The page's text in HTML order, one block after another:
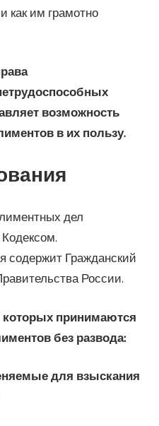
как им грамотно
возможность
в их пользу.
дел
содержит Гражданский
России.
которых принимаются
без развода:
для взыскания